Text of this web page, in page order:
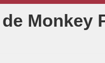
Monkey